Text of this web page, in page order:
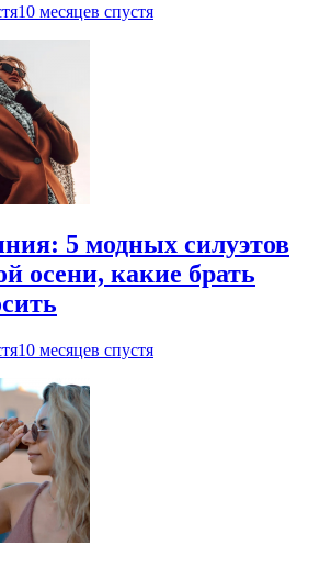
10 месяцев спустя
5 модных силуэтов
осени, какие брать
10 месяцев спустя